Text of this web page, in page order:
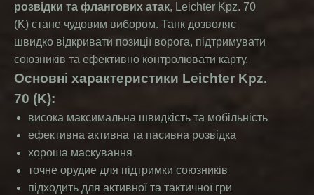
розвідки та флангових атак, Leichter Kpz. 70
(K) стане чудовим вибором. Танк дозволяє
швидко відкривати позиції ворога, підтримувати
союзників та ефективно контролювати карту.
Основні характеристики Leichter Kpz.
70 (K):
висока максимальна швидкість та мобільність
ефективна активна та пасивна розвідка
хороша маскування
точне орудие для підтримки союзників
підходить для активної та тактичної гри